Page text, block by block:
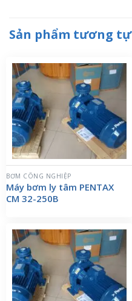
Sản phẩm tương tự
BƠM CÔNG NGHIỆP
Máy bơm ly tâm PENTAX
CM 32-250B